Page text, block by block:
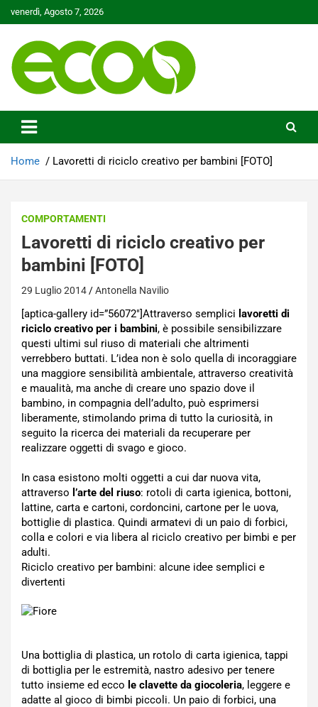
to
venerdì, Agosto 7, 2026
Ecoo.it
Home Lavoretti di riciclo creativo per bambini [FOTO]
COMPORTAMENTI
Lavoretti di riciclo creativo per
bambini [FOTO]
29 Luglio 2014 Antonella Navilio
[aptica-gallery id=”56072″]Attraverso semplici lavoretti di
riciclo creativo per i bambini, è possibile sensibilizzare
questi ultimi sul riuso di materiali che altrimenti
verrebbero buttati. L’idea non è solo quella di incoraggiare
una maggiore sensibilità ambientale, attraverso creatività
e maualità, ma anche di creare uno spazio dove il
bambino, in compagnia dell’adulto, può esprimersi
liberamente, stimolando prima di tutto la curiosità, in
seguito la ricerca dei materiali da recuperare per
realizzare oggetti di svago e gioco.
In casa esistono molti oggetti a cui dar nuova vita,
attraverso l’arte del riuso: rotoli di carta igienica, bottoni,
lattine, carta e cartoni, cordoncini, cartone per le uova,
bottiglie di plastica. Quindi armatevi di un paio di forbici,
colla e colori e via libera al riciclo creativo per bimbi e per
adulti.
Riciclo creativo per bambini: alcune idee semplici e
divertenti
Una bottiglia di plastica, un rotolo di carta igienica, tappi
di bottiglia per le estremità, nastro adesivo per tenere
tutto insieme ed ecco le clavette da giocoleria, leggere e
adatte al gioco di bimbi piccoli. Un paio di forbici, una